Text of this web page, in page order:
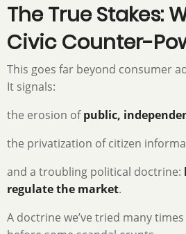
The True Stakes:
Civic Counter-
This goes far beyond consumer
It signals:
the erosion ofpublic,
the privatization of citizen
and a troubling political doctrine:
regulate the market.
A doctrine we’ve tried many